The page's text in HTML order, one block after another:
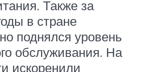
Также за
в стране
поднялся уровень
обслуживания. На
искоренили